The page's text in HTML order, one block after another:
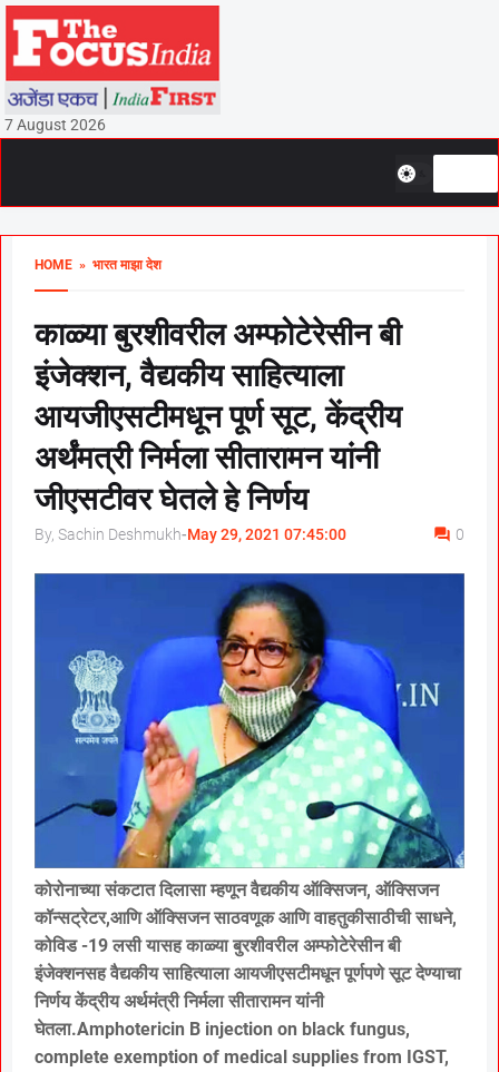
7 August 2026
HOME » भारत माझा देश
काळ्या बुरशीवरील अम्फोटेरेसीन बी
इंजेक्शन, वैद्यकीय साहित्याला
आयजीएसटीमधून पूर्ण सूट, केंद्रीय
अर्थंमत्री निर्मला सीतारामन यांनी
जीएसटीवर घेतले हे निर्णय
By, Sachin Deshmukh-May 29, 2021 07:45:00 0
कोरोनाच्या संकटात दिलासा म्हणून वैद्यकीय ऑक्सिजन, ऑक्सिजन
कॉन्सट्रेटर,आणि ऑक्सिजन साठवणूक आणि वाहतुकीसाठीची साधने,
कोविड -19 लसी यासह काळ्या बुरशीवरील अम्फोटेरेसीन बी
इंजेक्शनसह वैद्यकीय साहित्याला आयजीएसटीमधून पूर्णपणे सूट देण्याचा
निर्णय केंद्रीय अर्थमंत्री निर्मला सीतारामन यांनी
घेतला.Amphotericin B injection on black fungus,
complete exemption of medical supplies from IGST,